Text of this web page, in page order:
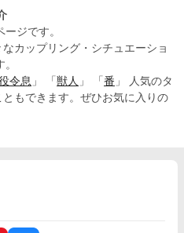
ジです。
カップリング・シチュエーショ
令息 」 「 獣人 」 「 番 」 人気のタ
もできます。ぜひお気に入りの